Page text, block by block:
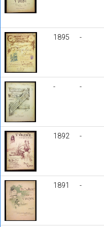
1895 -
- -
1892 -
1891 -